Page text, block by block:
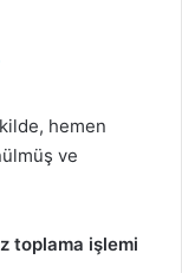
hemen
ve
toplama işlemi